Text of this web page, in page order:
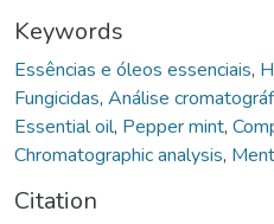
Keywords
Essências e óleos essenciais,
Fungicidas, Análise
Essential oil, Pepper mint,
Chromatographic analysis,
Citation